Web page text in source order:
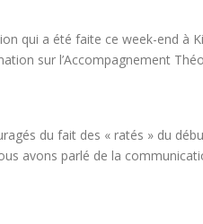
qui a été faite ce week-end à
sur l’Accompagnement
du fait des « ratés » du
avons parlé de la